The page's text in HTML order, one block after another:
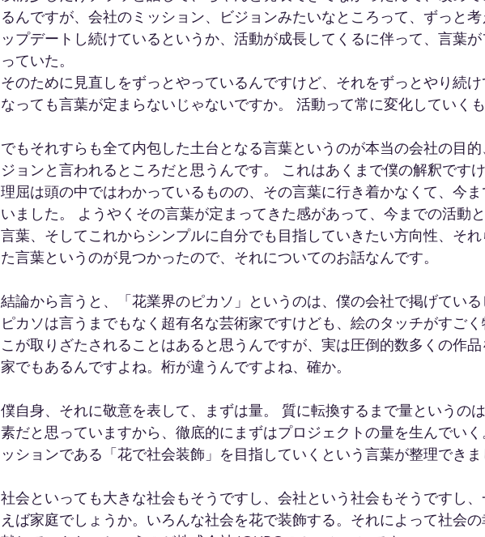
るんですが、会社のミッション、ビジョンみたいなところって、ずっと
ップデートし続けているというか、活動が成長してくるに伴って、言葉
っていた。
そのために見直しをずっとやっているんですけど、それをずっとやり続
なっても言葉が定まらないじゃないですか。 活動って常に変化していく
でもそれすらも全て内包した土台となる言葉というのが本当の会社の目
ジョンと言われるところだと思うんです。 これはあくまで僕の解釈ですけ
理屈は頭の中ではわかっているものの、その言葉に行き着かなくて、今
いました。 ようやくその言葉が定まってきた感があって、今までの活動
言葉、そしてこれからシンプルに自分でも目指していきたい方向性、そ
た言葉というのが見つかったので、それについてのお話なんです。
結論から言うと、「花業界のピカソ」というのは、僕の会社で掲げている
ピカソは言うまでもなく超有名な芸術家ですけども、絵のタッチがすご
こが取りざたされることはあると思うんですが、実は圧倒的数多くの作
家でもあるんですよね。桁が違うんですよね、確か。
僕自身、それに敬意を表して、まずは量。 質に転換するまで量というの
素だと思っていますから、徹底的にまずはプロジェクトの量を生んでいく
ッションである「花で社会装飾」を目指していくという言葉が整理できま
社会といっても大きな社会もそうですし、会社という社会もそうですし
えば家庭でしょうか。いろんな社会を花で装飾する。それによって社会